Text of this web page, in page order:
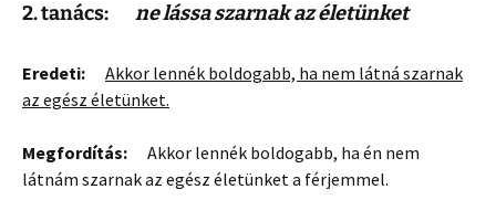
2. tanács: ne lássa szarnak az életünket
Eredeti:
Akkor lennék boldogabb, ha nem látná szarnak
az egész életünket.
Megfordítás: Akkor lennék boldogabb, ha én nem
látnám szarnak az egész életünket a férjemmel.